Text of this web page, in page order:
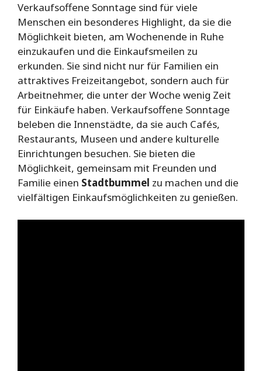
Verkaufsoffene Sonntage sind für viele
Menschen ein besonderes Highlight, da sie die
Möglichkeit bieten, am Wochenende in Ruhe
einzukaufen und die Einkaufsmeilen zu
erkunden. Sie sind nicht nur für Familien ein
attraktives Freizeitangebot, sondern auch für
Arbeitnehmer, die unter der Woche wenig Zeit
für Einkäufe haben. Verkaufsoffene Sonntage
beleben die Innenstädte, da sie auch Cafés,
Restaurants, Museen und andere kulturelle
Einrichtungen besuchen. Sie bieten die
Möglichkeit, gemeinsam mit Freunden und
Familie einen Stadtbummel zu machen und die
vielfältigen Einkaufsmöglichkeiten zu genießen.